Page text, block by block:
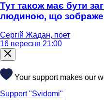
Тут також має бути
людиною, що
Сергій Жадан, поет
16 вересня 21:00
Your support makes our
Support "Svidomi"